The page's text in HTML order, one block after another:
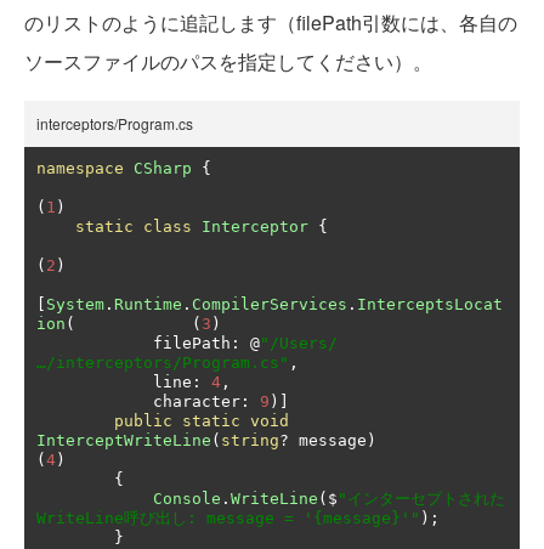
のリストのように追記します（filePath引数には、各自の
ソースファイルのパスを指定してください）。
interceptors/Program.cs
namespace CSharp {
( 1 )
static
class Interceptor {
( 2 )
System . Runtime . CompilerServices . InterceptsLocat
ion ( ( 3 )
            filePath
: @"/Users/
…/interceptors/Program.cs" ,
            line
: 4 ,
            character
: 9 )]
public
static void
InterceptWriteLine ( string? message )
( 4 )
{
Console . WriteLine ( $ "インターセプトされた
WriteLine呼び出し: message = '{message}'" );
}